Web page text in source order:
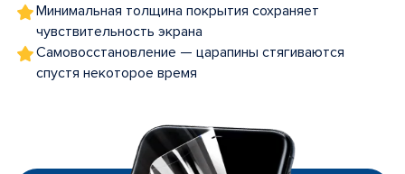
Минимальная толщина покрытия сохраняет
чувствительность экрана
Самовосстановление — царапины стягиваются
спустя некоторое время